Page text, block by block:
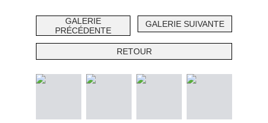
GALERIE
PRÉCÉDENTE
GALERIE SUIVANTE
RETOUR